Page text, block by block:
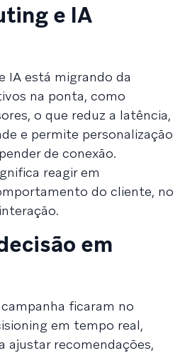
e IA
IA está migrando da
na ponta, como
o que reduz a latência,
e permite personalização
de conexão.
reagir em
do cliente, no
em
ficaram no
em tempo real,
ajustar recomendações,